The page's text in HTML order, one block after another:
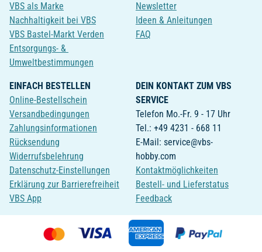
VBS als Marke
Nachhaltigkeit bei VBS
VBS Bastel-Markt Verden
Entsorgungs- &
Umweltbestimmungen
Newsletter
Ideen & Anleitungen
FAQ
EINFACH BESTELLEN
Online-Bestellschein
Versandbedingungen
Zahlungsinformationen
Rücksendung
Widerrufsbelehrung
Datenschutz-Einstellungen
Erklärung zur Barrierefreiheit
VBS App
DEIN KONTAKT ZUM VBS
SERVICE
Telefon Mo.-Fr. 9 - 17 Uhr
Tel.: +49 4231 - 668 11
E-Mail: service@vbs-
hobby.com
Kontaktmöglichkeiten
Bestell- und Lieferstatus
Feedback